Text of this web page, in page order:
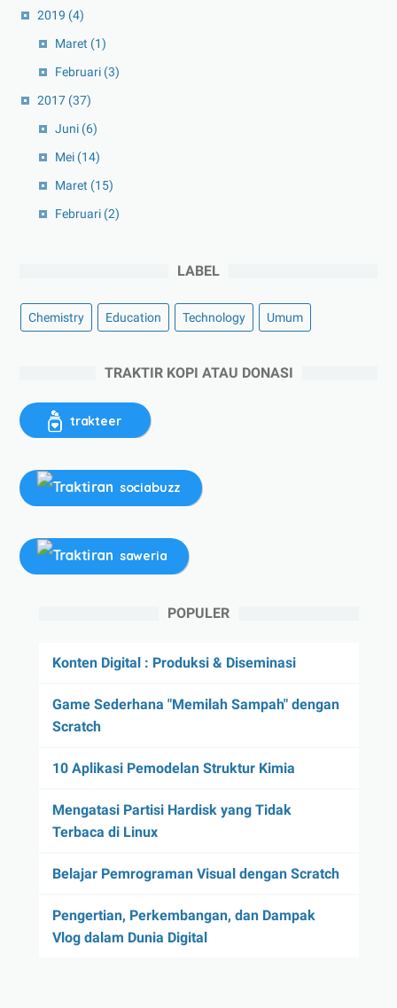
2019 (4)
Maret (1)
Februari (3)
2017 (37)
Juni (6)
Mei (14)
Maret (15)
Februari (2)
LABEL
Chemistry Education Technology Umum
TRAKTIR KOPI ATAU DONASI
trakteer
sociabuzz
saweria
POPULER
Konten Digital : Produksi & Diseminasi
Game Sederhana "Memilah Sampah" dengan
Scratch
10 Aplikasi Pemodelan Struktur Kimia
Mengatasi Partisi Hardisk yang Tidak
Terbaca di Linux
Belajar Pemrograman Visual dengan Scratch
Pengertian, Perkembangan, dan Dampak
Vlog dalam Dunia Digital